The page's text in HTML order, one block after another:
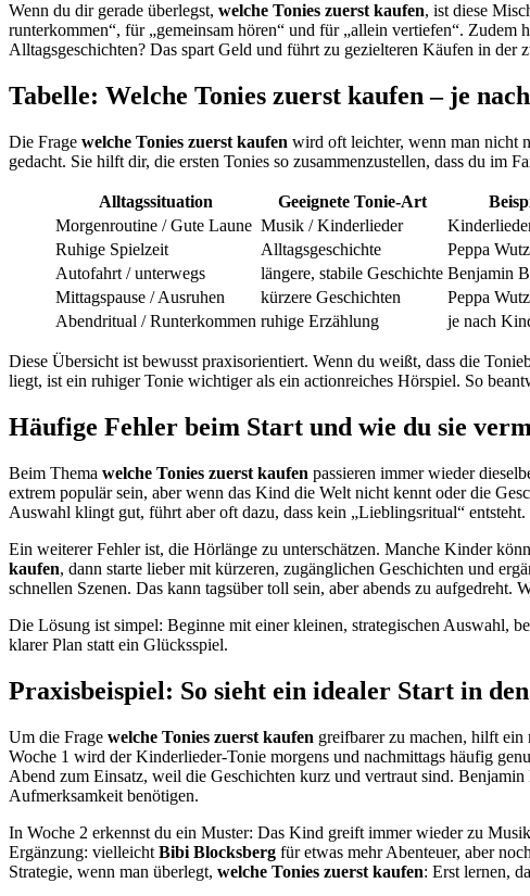
Wenn du dir gerade überlegst, welche Tonies zuerst kaufen, ist diese
runterkommen“, für „gemeinsam hören“ und für „allein vertiefen“.
Alltagsgeschichten? Das spart Geld und führt zu gezielteren Käufen in der
Tabelle: Welche Tonies zuerst kaufen – je
Die Frage welche Tonies zuerst kaufen wird oft leichter, wenn man nicht
gedacht. Sie hilft dir, die ersten Tonies so zusammenzustellen, dass du
Alltagssituation Geeignete Tonie-Art
Morgenroutine / Gute Laune Musik / Kinderlieder
Ruhige Spielzeit
Alltagsgeschichte
Peppa Wutz
Autofahrt / unterwegs
längere, stabile Geschichte Benjamin
Mittagspause / Ausruhen
kürzere Geschichten
Peppa
Abendritual / Runterkommen ruhige Erzählung je nach
Diese Übersicht ist bewusst praxisorientiert. Wenn du weißt, dass die
liegt, ist ein ruhiger Tonie wichtiger als ein actionreiches Hörspiel. So
Häufige Fehler beim Start und wie du sie
Beim Thema welche Tonies zuerst kaufen passieren immer wieder
extrem populär sein, aber wenn das Kind die Welt nicht kennt oder die
Auswahl klingt gut, führt aber oft dazu, dass kein „Lieblingsritual“
Ein weiterer Fehler ist, die Hörlänge zu unterschätzen. Manche Kinder
kaufen, dann starte lieber mit kürzeren, zugänglichen Geschichten und
schnellen Szenen. Das kann tagsüber toll sein, aber abends zu aufgedreht.
Die Lösung ist simpel: Beginne mit einer kleinen, strategischen Auswahl,
klarer Plan statt ein Glücksspiel.
Praxisbeispiel: So sieht ein idealer Start in
Um die Frage welche Tonies zuerst kaufen greifbarer zu machen, hilft
Woche 1 wird der Kinderlieder-Tonie morgens und nachmittags häufig
Abend zum Einsatz, weil die Geschichten kurz und vertraut sind.
Aufmerksamkeit benötigen.
In Woche 2 erkennst du ein Muster: Das Kind greift immer wieder zu
Ergänzung: vielleicht Bibi Blocksberg für etwas mehr Abenteuer, aber
Strategie, wenn man überlegt, welche Tonies zuerst kaufen: Erst lernen,